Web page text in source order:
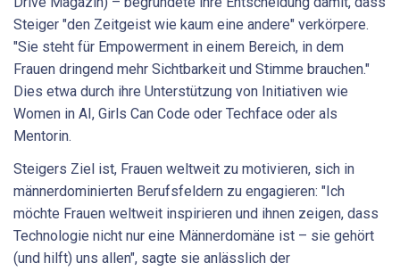
Steiger "den Zeitgeist wie kaum eine andere" verkörpere.
"Sie steht für Empowerment in einem Bereich, in dem
Frauen dringend mehr Sichtbarkeit und Stimme brauchen."
Dies etwa durch ihre Unterstützung von Initiativen wie
Women in AI, Girls Can Code oder Techface oder als
Mentorin.
Steigers Ziel ist, Frauen weltweit zu motivieren, sich in
männerdominierten Berufsfeldern zu engagieren: "Ich
möchte Frauen weltweit inspirieren und ihnen zeigen, dass
Technologie nicht nur eine Männerdomäne ist – sie gehört
(und hilft) uns allen", sagte sie anlässlich der